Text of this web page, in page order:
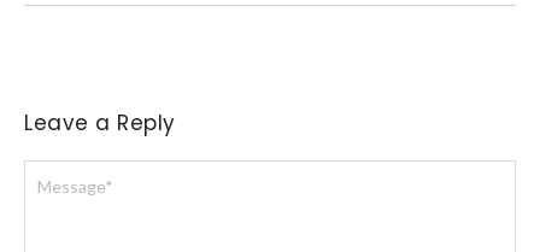
Leave a Reply